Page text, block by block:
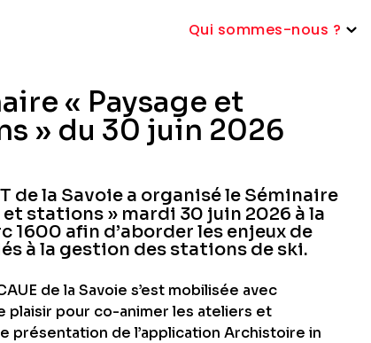
Qui sommes-nous ?
« Paysage et
» du 30 juin 2026
de la Savoie a organisé le Séminaire
et stations » mardi 30 juin 2026 à la
1600 afin d’aborder les enjeux de
à la gestion des stations de ski.
de la Savoie s’est mobilisée avec
plaisir pour co-animer les ateliers et
présentation de l’application Archistoire in